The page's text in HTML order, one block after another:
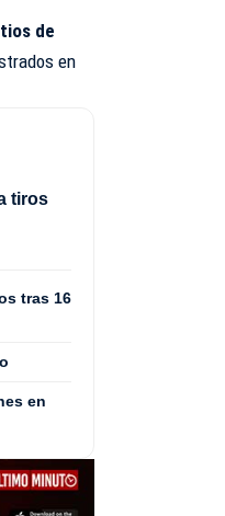
de
en
tiros
tras 16
en